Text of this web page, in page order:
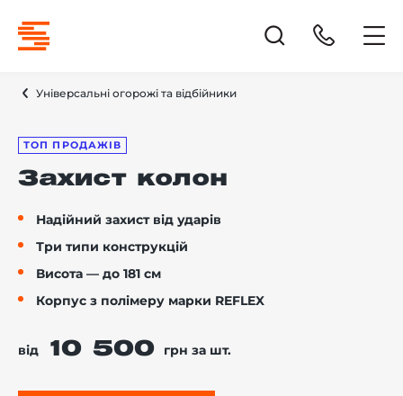
Універсальні огорожі та відбійники
ТОП ПРОДАЖІВ
Захист колон
Надійний захист від ударів
Три типи конструкцій
Висота — до 181 см
Корпус з полімеру марки REFLEX
від 10 500 грн за шт.